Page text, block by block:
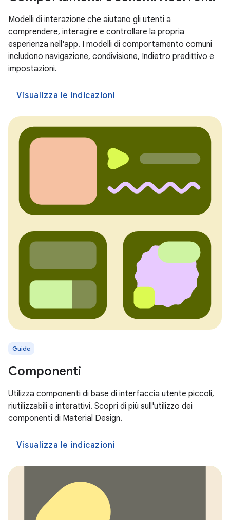
Modelli di interazione che aiutano gli utenti a
comprendere, interagire e controllare la propria
esperienza nell'app. I modelli di comportamento comuni
includono navigazione, condivisione, Indietro predittivo e
impostazioni.
Visualizza le indicazioni
Guide
Componenti
Utilizza componenti di base di interfaccia utente piccoli,
riutilizzabili e interattivi. Scopri di più sull'utilizzo dei
componenti di Material Design.
Visualizza le indicazioni